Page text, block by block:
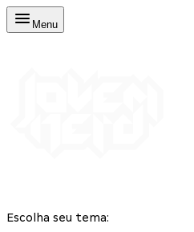
Menu
Escolha seu tema: